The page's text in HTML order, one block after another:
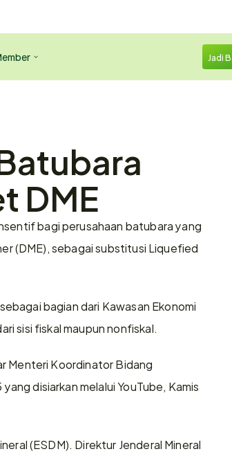
Jadi
DME
bagi perusahaan batubara yang
(DME), sebagai substitusi Liquefied
bagian dari Kawasan Ekonomi
sisi fiskal maupun nonfiskal.
Menteri Koordinator Bidang
disiarkan melalui YouTube, Kamis
(ESDM). Direktur Jenderal Mineral